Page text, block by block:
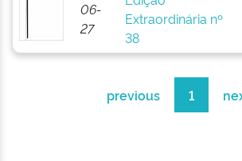
06-
27
Extraordinária nº
38
previous 1